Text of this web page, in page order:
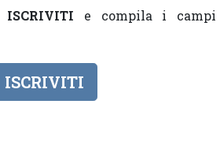
ISCRIVITI e compila i campi
ISCRIVITI